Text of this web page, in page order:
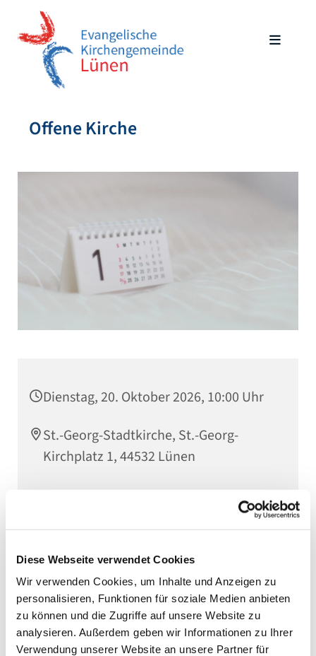
Diese Webseite verwendet Cookies
Wir verwenden Cookies, um Inhalte und Anzeigen zu
personalisieren, Funktionen für soziale Medien anbieten
zu können und die Zugriffe auf unsere Website zu
analysieren. Außerdem geben wir Informationen zu Ihrer
Verwendung unserer Website an unsere Partner für
Offene Kirche
Dienstag, 20. Oktober 2026, 10:00 Uhr
St.-Georg-Stadtkirche, St.-Georg-
Kirchplatz 1, 44532 Lünen